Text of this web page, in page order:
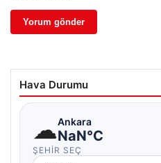
Hava Durumu
☁Ankara
NaN°C
ŞEHIR SEÇ